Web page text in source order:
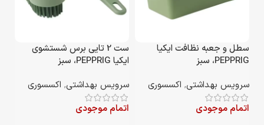
سطل و جعبه نظافت ایکیا
PEPPRIG، سبز
سرویس بهداشتی, اکسسوری
اتمام موجودی
ست 2 تایی برس شستشوی
ایکیا PEPPRIG، سبز
سرویس بهداشتی, اکسسوری
اتمام موجودی